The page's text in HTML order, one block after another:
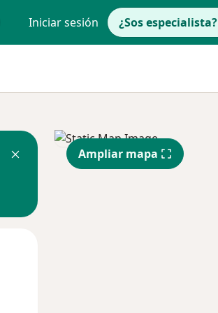
Iniciar sesión ¿Sos especialista?
Ampliar mapa